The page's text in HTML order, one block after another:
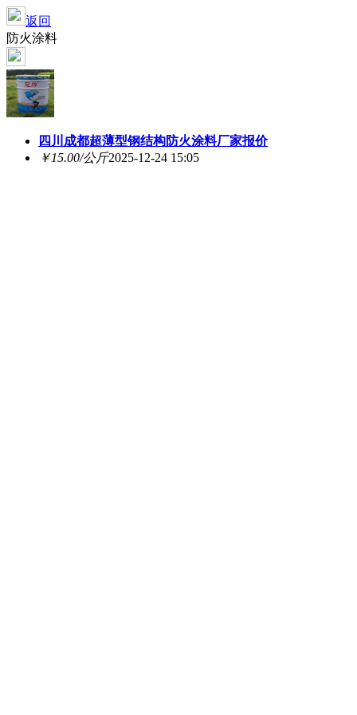
返回
防火涂料
四川成都超薄型钢结构防火涂料厂家报价
￥15.00/公斤2025-12-24 15:05